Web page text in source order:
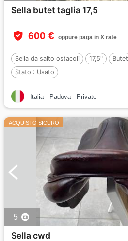
Sella butet taglia 17,5
600 € oppure paga in X rate
Sella da salto ostacoli 17,5" Butet
Stato : Usato
Italia Padova Privato
ACQUISTO SICURO
5
Sella cwd